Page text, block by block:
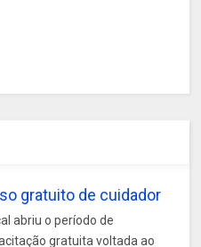
gratuito de cuidador
abriu o período de
gratuita voltada ao